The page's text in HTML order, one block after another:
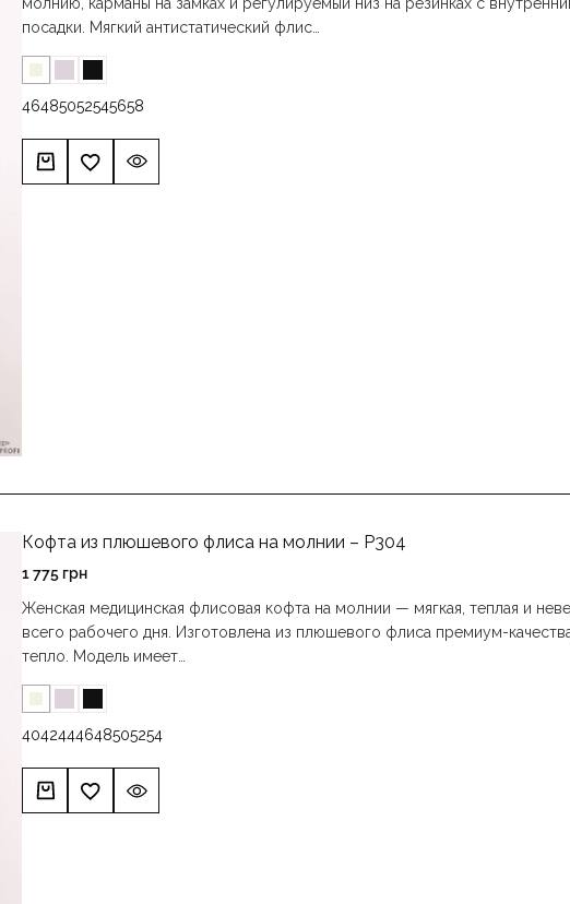
посадки. Мягкий антистатический флис…
46485052545658
Кофта из плюшевого флиса на молнии – P304
1 775 грн
Женская медицинская флисовая кофта на молнии — мягкая, теплая и
всего рабочего дня. Изготовлена из плюшевого флиса премиум-
тепло. Модель имеет…
4042444648505254